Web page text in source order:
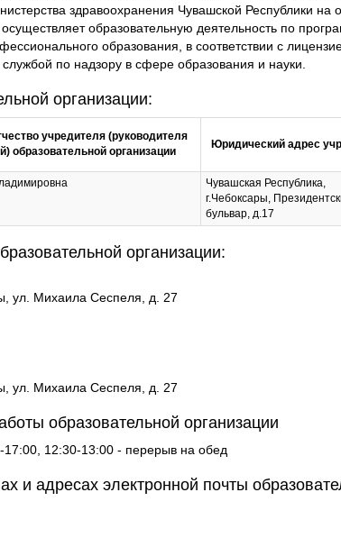
здравоохранения Чувашской Республики
образовательную деятельность по
образования, в соответствии с
по надзору в сфере образования и науки.
организации:
учредителя (руководителя
образовательной организации
Юридический адрес
Чувашская Республика,
г.Чебоксары,
бульвар, д.17
организации:
ул. Михаила Сеспеля, д. 27
ул. Михаила Сеспеля, д. 27
образовательной организации
12:30-13:00 - перерыв на обед
и адресах электронной почты